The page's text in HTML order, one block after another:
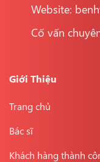
Website:
Cố vấn
Giới Thiệu
Trang chủ
Bác sĩ
Khách hàng thành